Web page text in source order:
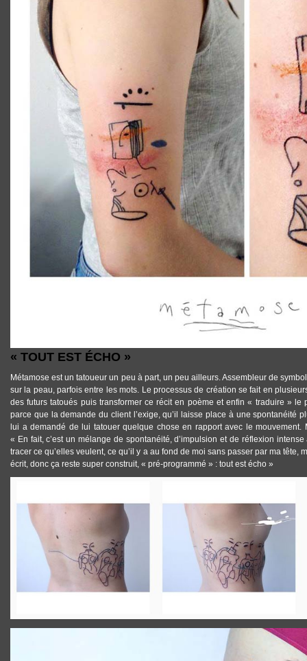
« TOUT EST ÉCHO »
Métamose est un tatoueur un peu à part, un peu ailleurs. Assembleur de
sur la peau, parfois entre les mots. Le processus de création se fait en
des futurs tatoués puis transformer ce récit en poème et enfin « traduire » le
parce que la demande du client l’exige, qu’il laisse place à une spontanéité
lui a demandé de lui tatouer quelque chose en rapport avec le mouvement.
« En fait, c’est un mélange de spontanéité, d’impulsion et de réflexion
tracer ce qu’elles veulent, ce qu’il y a au fond de moi sans passer par ma tête,
écrit, donc ça reste super construit, « pré-programmé » : tout est écho »